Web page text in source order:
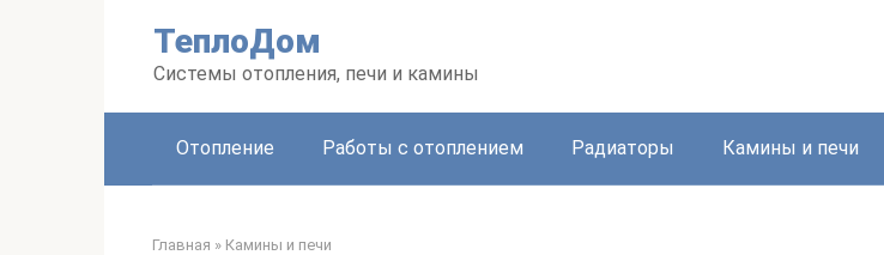
ТеплоДом
Системы отопления, печи и камины
Отопление Работы с отоплением Радиаторы Камины и печи
Главная » Камины и печи